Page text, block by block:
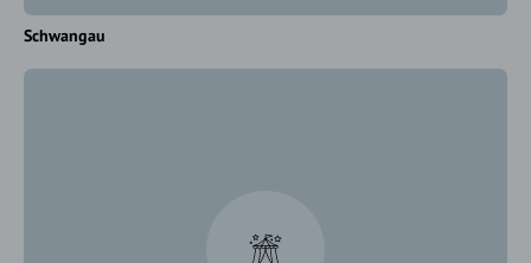
Schwangau